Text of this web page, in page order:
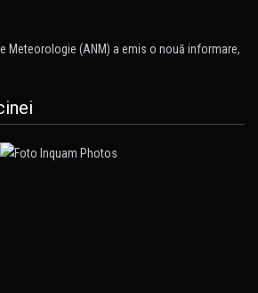
Meteorologie (ANM) a emis o nouă informare,